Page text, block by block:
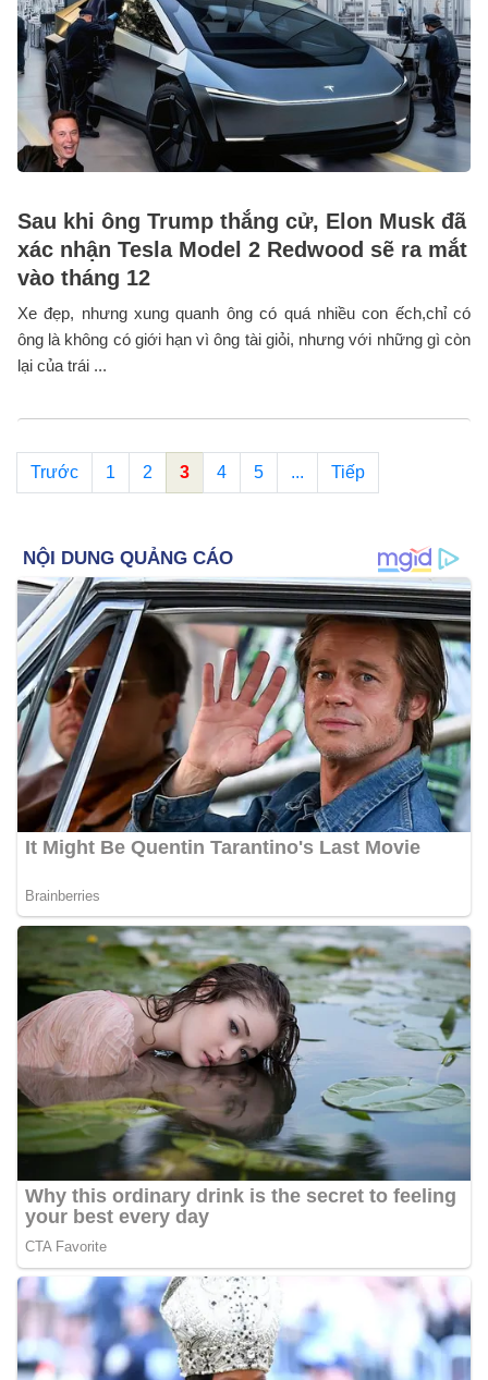
Sau khi ông Trump thắng cử, Elon Musk đã
xác nhận Tesla Model 2 Redwood sẽ ra mắt
vào tháng 12
Xe đẹp, nhưng xung quanh ông có quá nhiều con ếch,chỉ có
ông là không có giới hạn vì ông tài giỏi, nhưng với những gì còn
lại của trái ...
Trước 1 2 3 4 5 ... Tiếp